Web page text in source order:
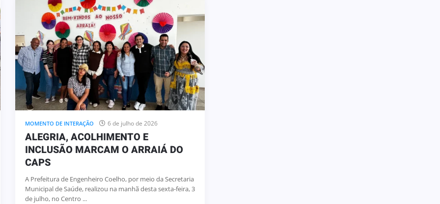
MOMENTO DE INTERAÇÃO 6 de julho de 2026
ALEGRIA, ACOLHIMENTO E
INCLUSÃO MARCAM O ARRAIÁ DO
CAPS
A Prefeitura de Engenheiro Coelho, por meio da Secretaria
Municipal de Saúde, realizou na manhã desta sexta-feira, 3
de julho, no Centro ...